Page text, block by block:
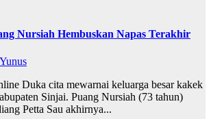
Nursiah Hembuskan Napas Terakhir
Duka cita mewarnai keluarga besar kakek
Sinjai. Puang Nursiah (73 tahun)
Petta Sau akhirnya...